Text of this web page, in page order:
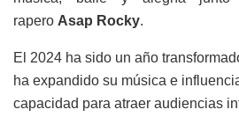
rapero Asap Rocky.
El 2024 ha sido un año
ha expandido su música e
capacidad para atraer audiencias